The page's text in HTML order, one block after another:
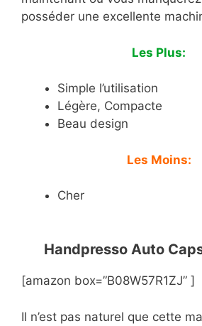
posséder une excellente
Les Plus:
Simple l’utilisation
Légère, Compacte
Beau design
Les Moins:
Cher
Handpresso Auto
[amazon box=”B08W57R1ZJ” ]
Il n’est pas naturel que cette